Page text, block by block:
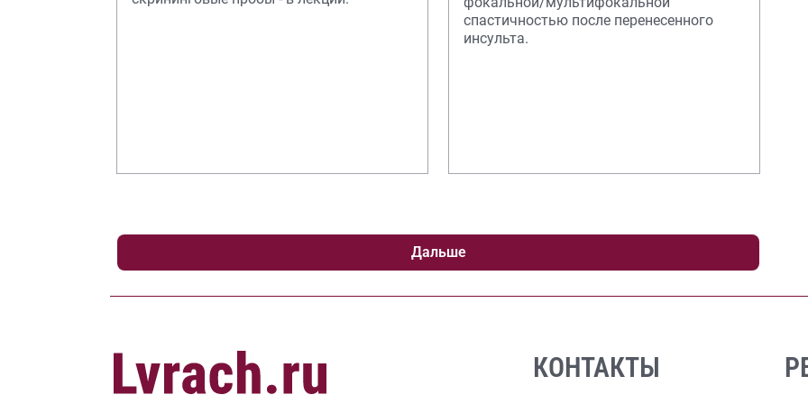
спастичностью после перенесенного
инсульта.
Дальше
КОНТАКТЫ